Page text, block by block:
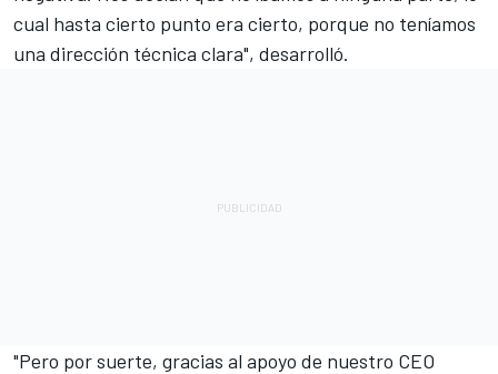
cual hasta cierto punto era cierto, porque no teníamos
una dirección técnica clara", desarrolló.
"Pero por suerte, gracias al apoyo de nuestro CEO